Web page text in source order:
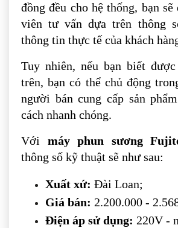
đồng đều cho hệ thống, bạn sẽ
viên tư vấn dựa trên thông
thông tin thực tế của khách
Tuy nhiên, nếu bạn biết
trên, bạn có thể chủ động
người bán cung cấp sản
cách nhanh chóng.
Với máy phun sương
thông số kỹ thuật sẽ như sau:
Xuất xứ: Đài Loan;
Giá bán: 2.200.000 -
Điện áp sử dụng: 220V -